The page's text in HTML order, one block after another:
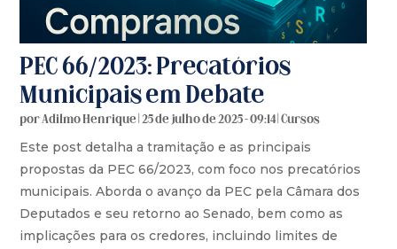
PEC 66/2023: Precatórios
Municipais em Debate
porAdilmo Henrique|25 de julho de 2025 - 09:14|Cursos
Este post detalha a tramitação e as principais
propostas da PEC 66/2023, com foco nos precatórios
municipais. Aborda o avanço da PEC pela Câmara dos
Deputados e seu retorno ao Senado, bem como as
implicações para os credores, incluindo limites de